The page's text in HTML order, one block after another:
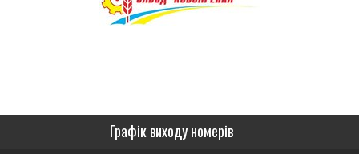
Графік виходу номерів